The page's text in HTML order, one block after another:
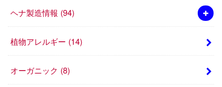
ヘナ製造情報 (94)
植物アレルギー (14)
オーガニック (8)